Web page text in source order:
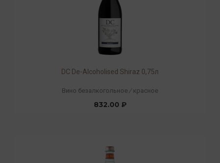
DC De-Alcoholised Shiraz 0,75л
Вино безалкогольное / красное
832.00 ₽